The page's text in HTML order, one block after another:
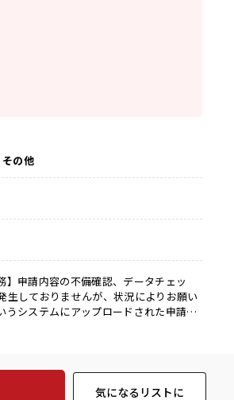
その他
申請内容の不備確認、データチェッ
しておりませんが、状況によりお願い
システムにアップロードされた申請デ
いただけますのでご安心ください。 ■
未経験OKの仕事≫ 新しいことにチャレ
います！ イチからスキルUP・ステップ
気になるリストに